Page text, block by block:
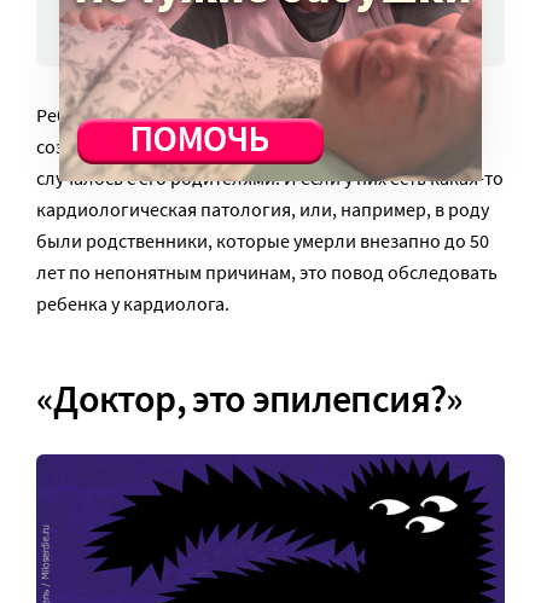
Когда надо насторожиться
Ребенок с большей вероятностью будет терять
сознание, утверждает детский невролог, если это
случалось с его родителями. И если у них есть какая-то
кардиологическая патология, или, например, в роду
были родственники, которые умерли внезапно до 50
лет по непонятным причинам, это повод обследовать
ребенка у кардиолога.
«Доктор, это эпилепсия?»